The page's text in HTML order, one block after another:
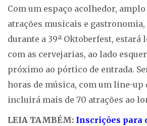
Com um espaço acolhedor,
atrações musicais e gastronomia,
durante a 39ª Oktoberfest, estará
com as cervejarias, ao lado
próximo ao pórtico de entrada.
horas de música, com um line-
incluirá mais de 70 atrações ao
LEIA TAMBÉM: Inscrições para